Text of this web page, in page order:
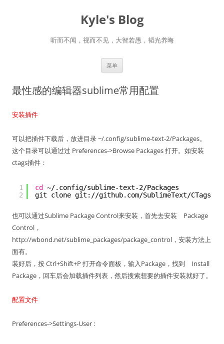
Kyle's Blog
听而不闻，视而不见，大智若愚，韬光养晦
菜单
最性感的编辑器sublime常用配置
安装插件
可以把插件下载后，放进目录 ~/.config/sublime-text-2/Packages。
这个目录可以通过过 Preferences->Browse Packages 打开。如安装
ctags插件：
1
2
cd ~/.config/sublime-text-2/Packages
git clone git: //github.com/SublimeText/CTags
也可以通过Sublime Package Control来安装，首先去安装 Package
Control，
http://wbond.net/sublime_packages/package_control，安装方法上
面有。
装好后，按 Ctrl+Shift+P 打开命令面板，输入Package，找到 Install
Package，回车后会加载插件列表，然后搜索想要的插件安装就好了。
配置文件
Preferences->Settings-User :